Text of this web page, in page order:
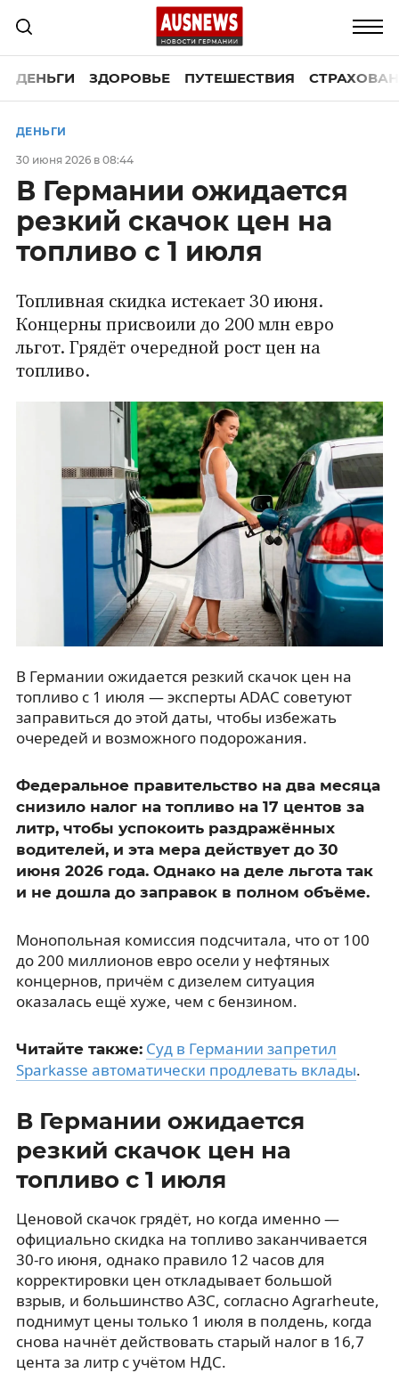
ДЕНЬГИ ЗДОРОВЬЕ ПУТЕШЕСТВИЯ
ДЕНЬГИ
30 июня 2026 в 08:44
В Германии ожидается
резкий скачок цен на
топливо с 1 июля
Топливная скидка истекает 30 июня.
Концерны присвоили до 200 млн евро
льгот. Грядёт очередной рост цен на
топливо.
В Германии ожидается резкий скачок цен на
топливо с 1 июля — эксперты ADAC советуют
заправиться до этой даты, чтобы избежать
очередей и возможного подорожания.
Федеральное правительство на два месяца
снизило налог на топливо на 17 центов за
литр, чтобы успокоить раздражённых
водителей, и эта мера действует до 30
июня 2026 года. Однако на деле льгота так
и не дошла до заправок в полном объёме.
Монопольная комиссия подсчитала, что от 100
до 200 миллионов евро осели у нефтяных
концернов, причём с дизелем ситуация
оказалась ещё хуже, чем с бензином.
Читайте также: Суд в Германии запретил
Sparkasse автоматически продлевать вклады.
В Германии ожидается
резкий скачок цен на
топливо с 1 июля
Ценовой скачок грядёт, но когда именно —
официально скидка на топливо заканчивается
30-го июня, однако правило 12 часов для
корректировки цен откладывает большой
взрыв, и большинство АЗС, согласно Agrarheute,
поднимут цены только 1 июля в полдень, когда
снова начнёт действовать старый налог в 16,7
цента за литр с учётом НДС.